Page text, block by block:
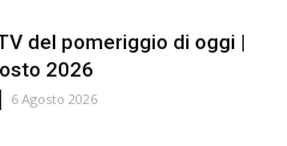
del pomeriggio di oggi |
2026
6 Agosto 2026